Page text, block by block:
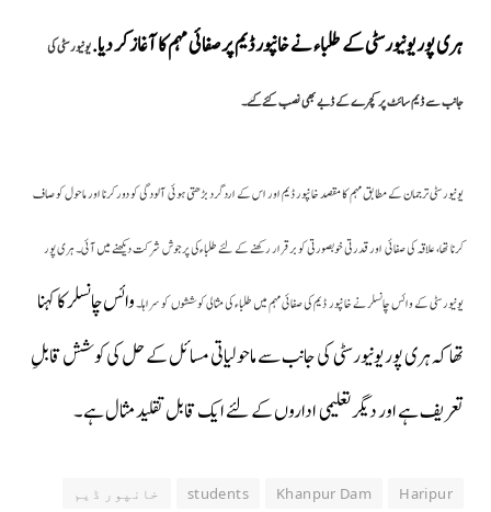
ہری پور یونیورسٹی کے طلباء نے خانپور ڈیم پر صفائی مہم کا آغاز کر دیا.یونیورسٹی کی
جانب سے ڈیم سائٹ پر کچرے کے ڈبے بھی نصب کئے گئے۔
یونیورسٹی ترجمان کے مطابقمہم کا مقصد خانپورڈیماور اس کے اردگرد بڑھتی ہوئی آلودگی کو دور کرنا اور ماحول کو صاف
کرنا تھا، علاقہ کی صفائی اور قدرتی خوبصورتی کو برقرار رکھنے کے لئے طلباءکی پرجوش شرکت دیکھنے میں آئی۔ ہری پور
یونیورسٹی کے وائس چانسلر نے خانپورڈیمکی صفائی مہم میں طلباء کی مثالی کوششوں کو سراہا۔وائس چانسلر کا کہنا
تھا کہ ہری پور یونیورسٹی کی جانب سے ماحولیاتی مسائل کے حل کی کوشش قابلِ
تعریف ہے اور دیگر تعلیمی اداروں کے لئے ایک قابل تقلید مثال ہے۔
Haripur
Khanpur Dam
students
خانپور ڈیم